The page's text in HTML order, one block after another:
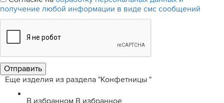
получение любой информации в виде смс сообщений
Еще изделия из раздела "Конфетницы "
В избранном В избранное